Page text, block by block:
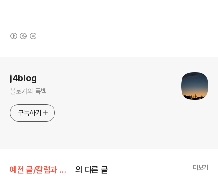
j4blog
블로거의 독백
구독하기
예전 글/칼럼과 단상 의 다른 글 더보기